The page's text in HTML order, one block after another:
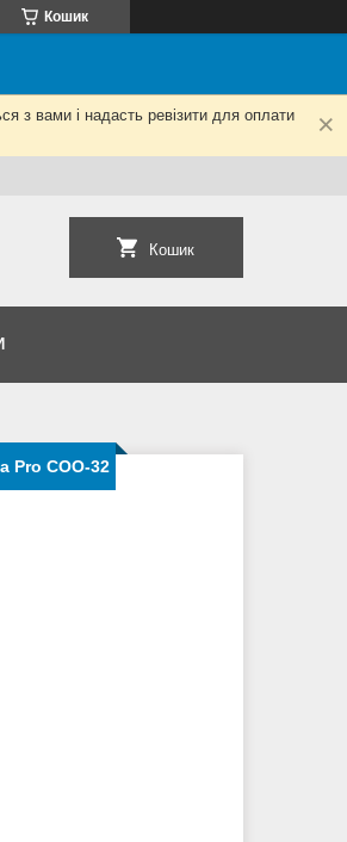
Кошик
з вами і надасть ревізити для оплати
Кошик
Pro СОО-32